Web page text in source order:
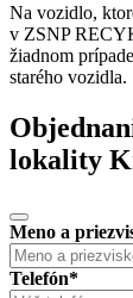
Na vozidlo,
v ZSNP
žiadnom prípade
starého vozidla.
lokality
Meno a
Telefón*